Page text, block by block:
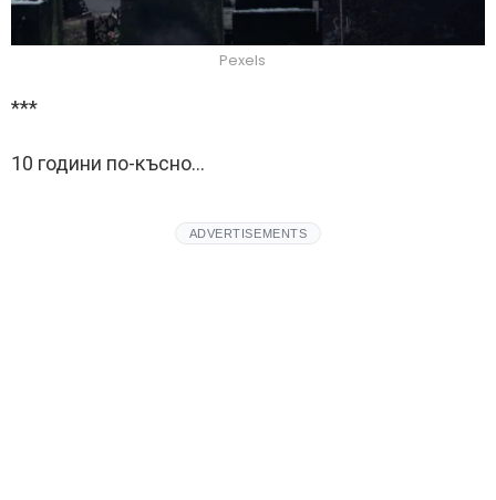
Pexels
***
10 години по-късно…
ADVERTISEMENTS